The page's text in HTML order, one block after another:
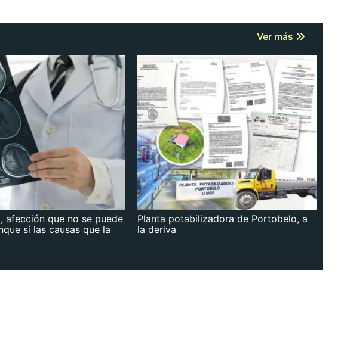
Ver más
afección que no se puede
sí las causas que la
Planta potabilizadora de Portobelo, a
la deriva